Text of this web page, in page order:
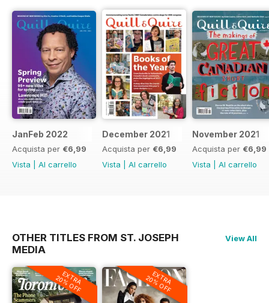
JanFeb 2022
Acquista per €6,99
Vista
Al carrello
December 2021
Acquista per €6,99
Vista
Al carrello
November 2021
Acquista per €6,99
Vista
Al carrello
OTHER TITLES FROM ST. JOSEPH
MEDIA
View All
EXTRA
20% OFF EXTRA
20% OFF